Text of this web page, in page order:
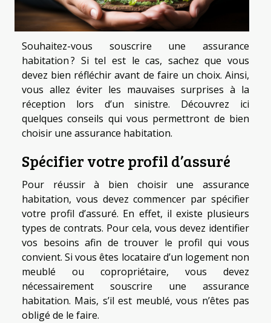
Souhaitez-vous souscrire une assurance
habitation ? Si tel est le cas, sachez que vous
devez bien réfléchir avant de faire un choix. Ainsi,
vous allez éviter les mauvaises surprises à la
réception lors d’un sinistre. Découvrez ici
quelques conseils qui vous permettront de bien
choisir une assurance habitation.
Spécifier votre profil d’assuré
Pour réussir à bien choisir une assurance
habitation, vous devez commencer par spécifier
votre profil d’assuré. En effet, il existe plusieurs
types de contrats. Pour cela, vous devez identifier
vos besoins afin de trouver le profil qui vous
convient. Si vous êtes locataire d’un logement non
meublé ou copropriétaire, vous devez
nécessairement souscrire une assurance
habitation. Mais, s’il est meublé, vous n’êtes pas
obligé de le faire.